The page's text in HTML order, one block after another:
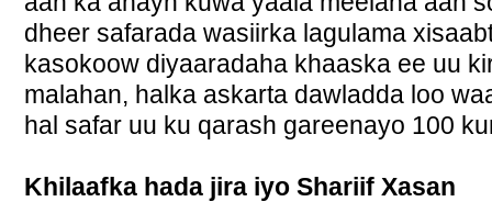
dheer safarada wasiirka lagulama
kasokoow diyaaradaha khaaska ee uu
malahan, halka askarta dawladda loo
hal safar uu ku qarash gareenayo 100
Khilaafka hada jira iyo Shariif Xasan